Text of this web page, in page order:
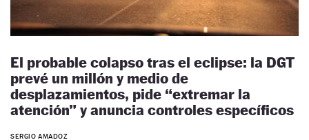
El probable colapso tras el eclipse: la DGT
prevé un millón y medio de
desplazamientos, pide “extremar la
atención” y anuncia controles específicos
SERGIO AMADOZ